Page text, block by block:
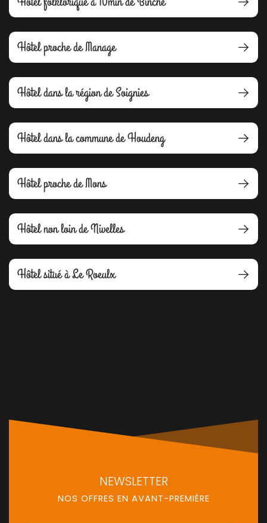
Hôtel proche de Manage
Hôtel dans la région de Soignies
Hôtel dans la commune de Houdeng
Hôtel proche de Mons
Hôtel non loin de Nivelles
Hôtel situé à Le Roeulx
NEWSLETTER
NOS OFFRES EN AVANT-PREMIÈRE